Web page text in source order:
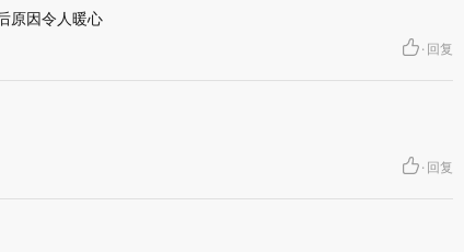
原因令人暖心
· 回复
· 回复